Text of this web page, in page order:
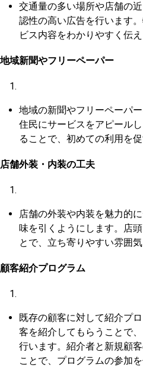
交通量の多い場所や店舗の
認性の高い広告を行います
ビス内容をわかりやすく伝
地域新聞やフリーペーパー
地域の新聞やフリーペーパ
住民にサービスをアピール
ることで、初めての利用を
店舗外装・内装の工夫
店舗の外装や内装を魅力的
味を引くようにします。店
とで、立ち寄りやすい雰囲気
顧客紹介プログラム
既存の顧客に対して紹介プ
客を紹介してもらうことで
行います。紹介者と新規顧
ことで、プログラムの参加を